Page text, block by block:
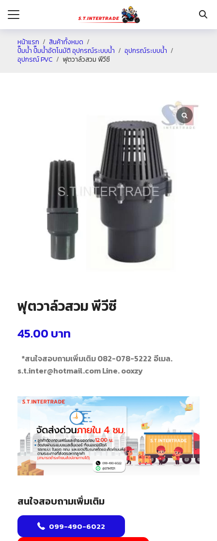
หน้าแรก
สินค้าทั้งหมด
ปั๊มน้ำ ปั๊มน้ำอัตโนมัติ อุปกรณ์ระบบน้ำ
อุปกรณ์ระบบน้ำ
อุปกรณ์ PVC
ฟุตวาล์วสวม พีวีซี
ฟุตวาล์วสวม พีวีซี
45.00 บาท
*สนใจสอบถามเพิ่มเติม 082-078-5222 อีเมล.
s.t.inter@hotmail.com Line. ooxzy
สนใจสอบถามเพิ่มเติม
099-490-6022